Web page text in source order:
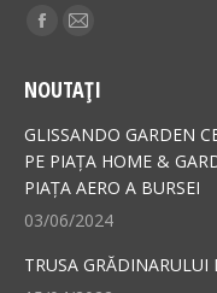
Find us on:
Facebook
opens
in
new
window
Mail
opens
in
new
window
NOUTAȚI
GLISSANDO GARDEN
PE PIAȚA HOME &
PIAȚA AERO A BURSEI
03/06/2024
TRUSA GRĂDINARULUI